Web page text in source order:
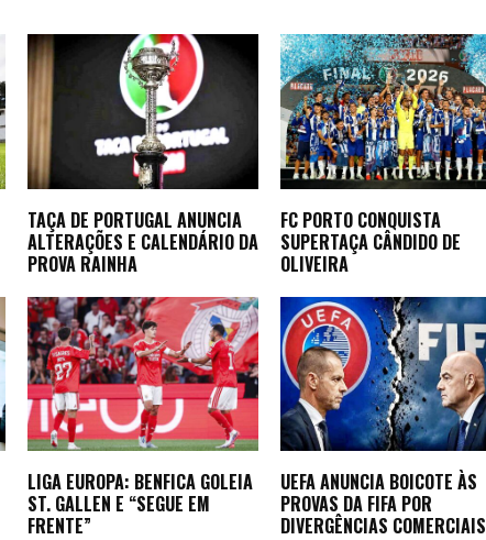
TAÇA DE PORTUGAL ANUNCIA
ALTERAÇÕES E CALENDÁRIO DA
PROVA RAINHA
FC PORTO CONQUISTA
SUPERTAÇA CÂNDIDO DE
OLIVEIRA
LIGA EUROPA: BENFICA GOLEIA
ST. GALLEN E “SEGUE EM
FRENTE”
UEFA ANUNCIA BOICOTE ÀS
PROVAS DA FIFA POR
DIVERGÊNCIAS COMERCIAIS